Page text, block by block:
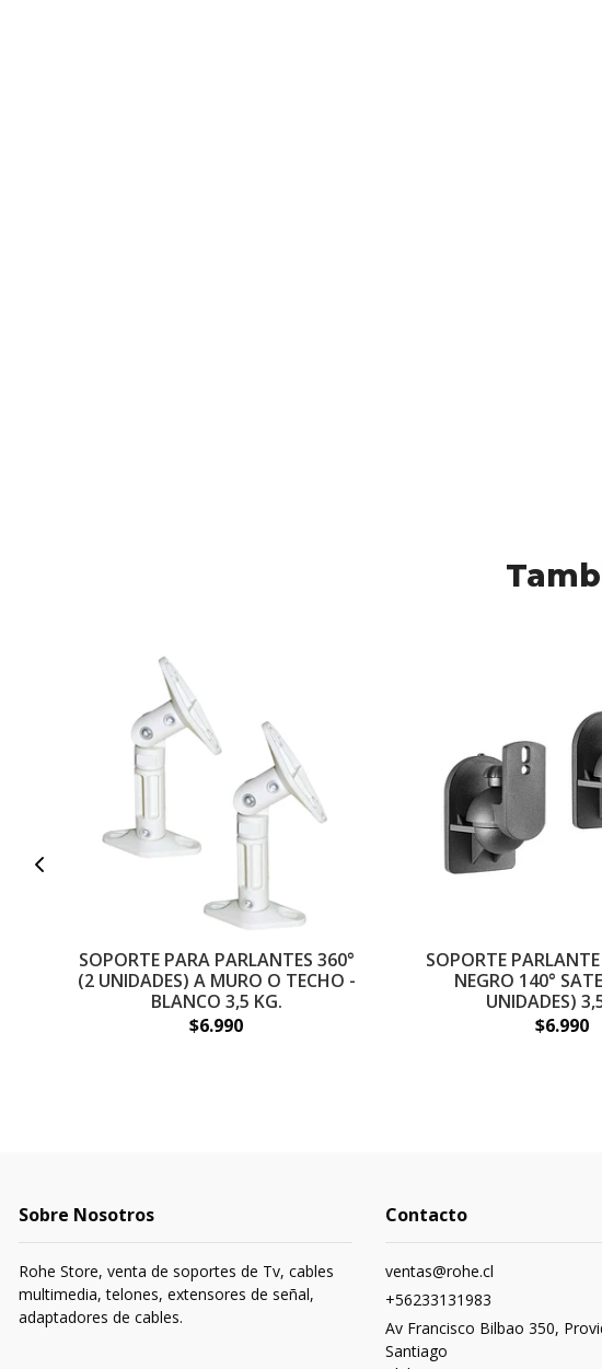
SOPORTE PARA PARLANTES 360°
(2 UNIDADES) A MURO O TECHO -
BLANCO 3,5 KG.
$6.990
SOPORTE
NEGRO 140°
UNIDADES)
$6.990
Sobre Nosotros
Rohe Store, venta de soportes de Tv, cables
multimedia, telones, extensores de señal,
adaptadores de cables.
Contacto
ventas@rohe.cl
+56233131983
Av Francisco Bilbao 350,
Santiago